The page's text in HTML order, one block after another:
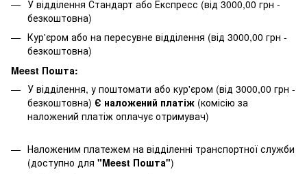
У відділення Стандарт або Експресс (від 3000,00 грн -
безкоштовна)
Кур'єром або на пересувне відділення (від 3000,00 грн -
безкоштовна)
Meest Пошта:
У відділення, у поштомати або кур'єром (від 3000,00 грн -
безкоштовна) Є наложений платіж (комісію за
наложений платіж оплачує отримувач)
Наложеним платежем на відділенні транспортної служби
(доступно для "Meest Пошта")